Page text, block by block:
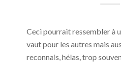
Ceci pourrait ressembler à
vaut pour les autres mais
reconnais, hélas, trop